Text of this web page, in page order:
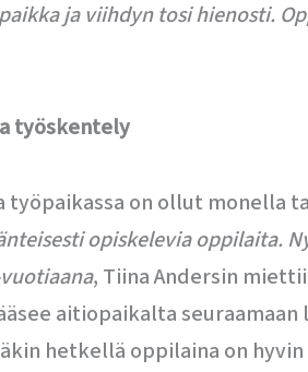
ja viihdyn tosi hienosti.
työskentely
työpaikassa on ollut monella
opiskelevia oppilaita.
, Tiina Andersin
aitiopaikalta
hetkellä oppilaina on